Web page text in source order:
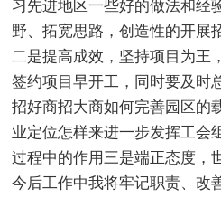
习先进地区一些好的做法和经
野、拓宽思路，创造性的开展
二是提高成效，坚持项目为王
签约项目早开工，同时要及时
招好商招大商如何完善园区的
业定位怎样来进一步发挥工会
过程中的作用三是端正态度，
今后工作中我将牢记职责、改